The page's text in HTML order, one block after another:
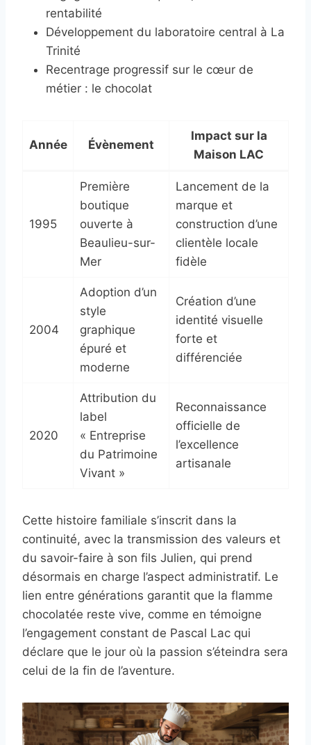
rentabilité
Développement du laboratoire central à La
Trinité
Recentrage progressif sur le cœur de
métier : le chocolat
Année Évènement
Impact sur la
Maison LAC
1995
Première
boutique
ouverte à
Beaulieu-sur-
Mer
Lancement de la
marque et
construction d’une
clientèle locale
fidèle
2004
Adoption d’un
style
graphique
épuré et
moderne
Création d’une
identité visuelle
forte et
différenciée
2020
Attribution du
label
« Entreprise
du Patrimoine
Vivant »
Reconnaissance
officielle de
l’excellence
artisanale
Cette histoire familiale s’inscrit dans la
continuité, avec la transmission des valeurs et
du savoir-faire à son fils Julien, qui prend
désormais en charge l’aspect administratif. Le
lien entre générations garantit que la flamme
chocolatée reste vive, comme en témoigne
l’engagement constant de Pascal Lac qui
déclare que le jour où la passion s’éteindra sera
celui de la fin de l’aventure.